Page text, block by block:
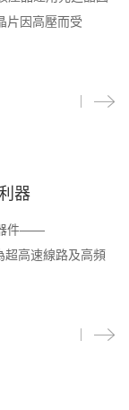
片因高壓而受
器
器件——
超高速線路及高頻